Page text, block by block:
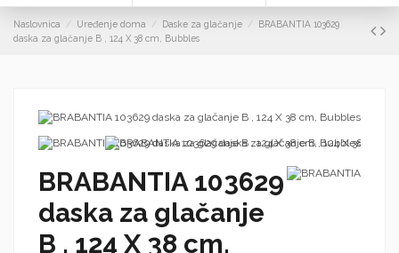
Naslovnica Uređenje doma Daske za glačanje
BRABANTIA 103629
daska za glačanje B , 124 X 38 cm, Bubbles
BRABANTIA 103629
daska za glačanje
B , 124 X 38 cm,